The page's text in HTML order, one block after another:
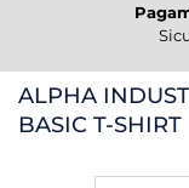
ALPHA
BASIC T-SHIRT